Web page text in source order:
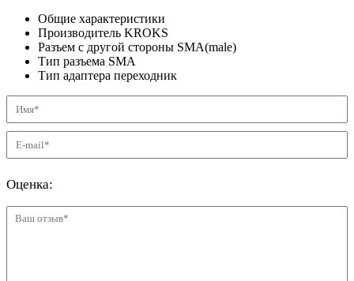
Общие характеристики
Производитель KROKS
Разъем с другой стороны SMA(male)
Тип разъема SMA
Тип адаптера переходник